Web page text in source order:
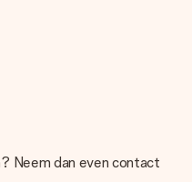
Neem dan even contact